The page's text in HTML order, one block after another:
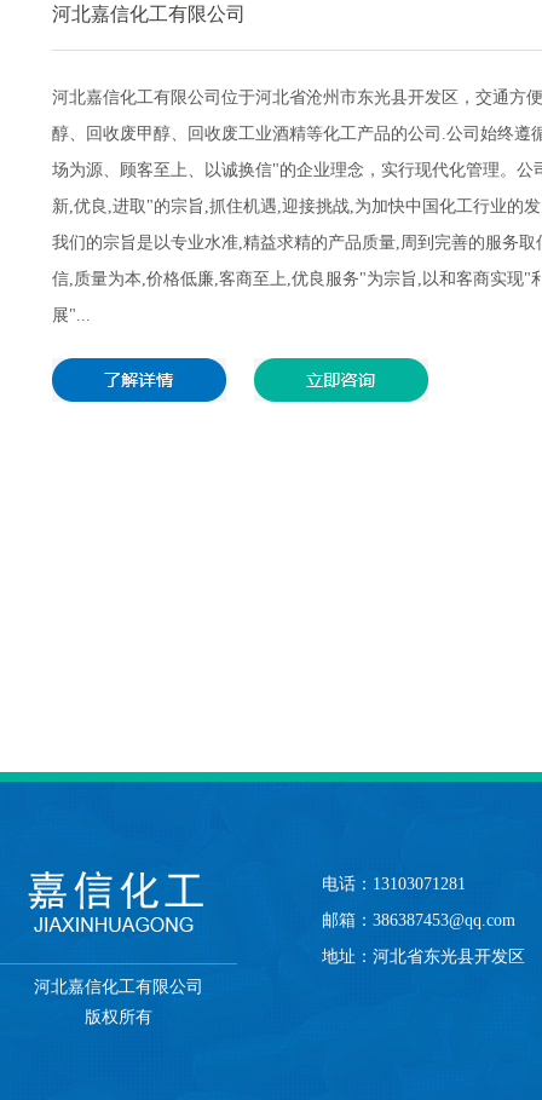
河北嘉信化工有限公司
河北嘉信化工有限公司位于河北省沧州市东光县开发区，交通方
醇、回收废甲醇、回收废工业酒精等化工产品的公司.公司始终遵
场为源、顾客至上、以诚换信"的企业理念，实行现代化管理。公
新,优良,进取"的宗旨,抓住机遇,迎接挑战,为加快中国化工行业的
我们的宗旨是以专业水准,精益求精的产品质量,周到完善的服务
信,质量为本,价格低廉,客商至上,优良服务"为宗旨,以和客商实现"
展"...
河北嘉信化工有限公司
版权所有
电话：13103071281
邮箱：386387453@qq.com
地址：河北省东光县开发区